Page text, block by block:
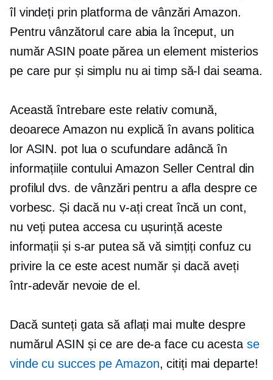
îl vindeți prin platforma de vânzări Amazon.
Pentru vânzătorul care abia la început, un
număr ASIN poate părea un element misterios
pe care pur și simplu nu ai timp să-l dai seama.
Această întrebare este relativ comună,
deoarece Amazon nu explică în avans politica
lor ASIN. pot lua o scufundare adâncă în
informațiile contului Amazon Seller Central din
profilul dvs. de vânzări pentru a afla despre ce
vorbesc. Și dacă nu v-ați creat încă un cont,
nu veți putea accesa cu ușurință aceste
informații și s-ar putea să vă simțiți confuz cu
privire la ce este acest număr și dacă aveți
într-adevăr nevoie de el.
Dacă sunteți gata să aflați mai multe despre
numărul ASIN și ce are de-a face cu acesta se
vinde cu succes pe Amazon, citiți mai departe!